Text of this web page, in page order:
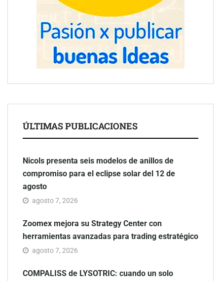
ÚLTIMAS PUBLICACIONES
Nicols presenta seis modelos de anillos de
compromiso para el eclipse solar del 12 de
agosto
agosto 7, 2026
Zoomex mejora su Strategy Center con
herramientas avanzadas para trading estratégico
agosto 7, 2026
COMPALISS de LYSOTRIC: cuando un solo